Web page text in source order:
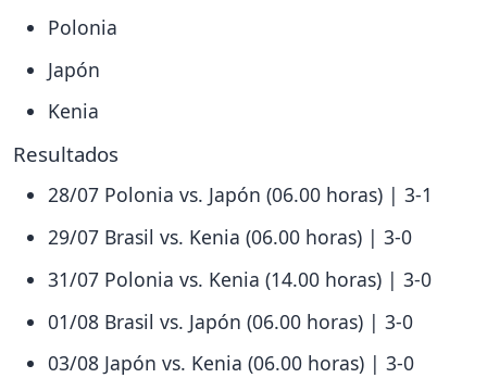
Polonia
Japón
Kenia
Resultados
28/07 Polonia vs. Japón (06.00 horas) | 3-1
29/07 Brasil vs. Kenia (06.00 horas) | 3-0
31/07 Polonia vs. Kenia (14.00 horas) | 3-0
01/08 Brasil vs. Japón (06.00 horas) | 3-0
03/08 Japón vs. Kenia (06.00 horas) | 3-0